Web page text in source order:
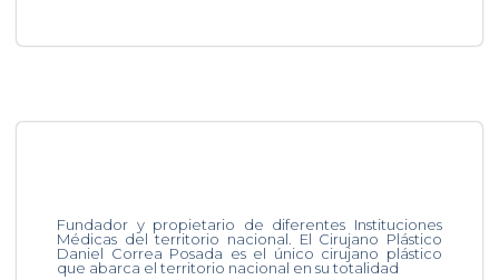
Fundador y propietario de diferentes Instituciones
Médicas del territorio nacional. El Cirujano Plástico
Daniel Correa Posada es el único cirujano plástico
que abarca el territorio nacional en su totalidad